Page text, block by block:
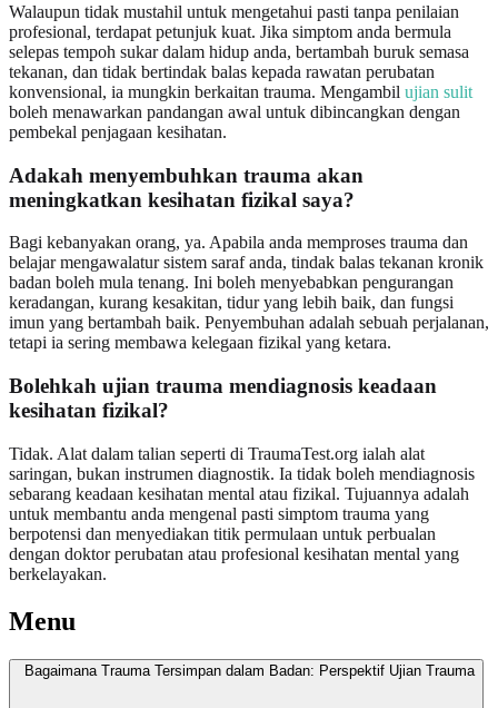
Walaupun tidak mustahil untuk mengetahui pasti tanpa penilaian
profesional, terdapat petunjuk kuat. Jika simptom anda bermula
selepas tempoh sukar dalam hidup anda, bertambah buruk semasa
tekanan, dan tidak bertindak balas kepada rawatan perubatan
konvensional, ia mungkin berkaitan trauma. Mengambil ujian sulit
boleh menawarkan pandangan awal untuk dibincangkan dengan
pembekal penjagaan kesihatan.
Adakah menyembuhkan trauma akan
meningkatkan kesihatan fizikal saya?
Bagi kebanyakan orang, ya. Apabila anda memproses trauma dan
belajar mengawalatur sistem saraf anda, tindak balas tekanan kronik
badan boleh mula tenang. Ini boleh menyebabkan pengurangan
keradangan, kurang kesakitan, tidur yang lebih baik, dan fungsi
imun yang bertambah baik. Penyembuhan adalah sebuah perjalanan,
tetapi ia sering membawa kelegaan fizikal yang ketara.
Bolehkah ujian trauma mendiagnosis keadaan
kesihatan fizikal?
Tidak. Alat dalam talian seperti di TraumaTest.org ialah alat
saringan, bukan instrumen diagnostik. Ia tidak boleh mendiagnosis
sebarang keadaan kesihatan mental atau fizikal. Tujuannya adalah
untuk membantu anda mengenal pasti simptom trauma yang
berpotensi dan menyediakan titik permulaan untuk perbualan
dengan doktor perubatan atau profesional kesihatan mental yang
berkelayakan.
Menu
Bagaimana Trauma Tersimpan dalam Badan: Perspektif Ujian Trauma